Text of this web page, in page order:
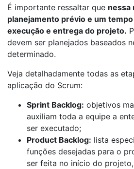
É importante ressaltar que nessa
planejamento prévio e um
execução e entrega do projeto.
devem ser planejados baseados
determinado.
Veja detalhadamente todas as
aplicação do Scrum:
Sprint Backlog: objetivos
auxiliam toda a equipe a
ser executado;
Product Backlog: lista
funções desejadas para o
ser feita no início do